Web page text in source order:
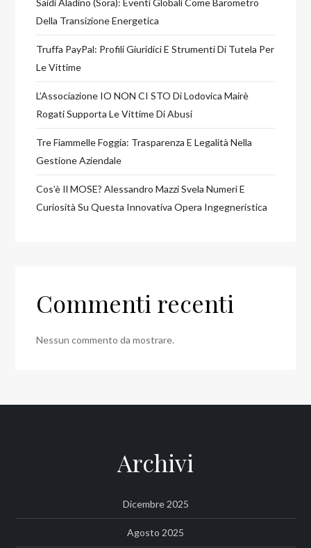
Saidi Aladino (Sora): Eventi Globali Come Barometro
Della Transizione Energetica
Truffa PayPal: Profili Giuridici E Strumenti Di Tutela Per
Le Vittime
L’Associazione IO NON CI STO Di Lodovica Mairè
Rogati Supporta Le Vittime Di Abusi
Tre Fiammelle Foggia: Trasparenza E Legalità Nella
Gestione Aziendale
Cos’è Il MOSE? Alessandro Mazzi Svela Numeri E
Curiosità Su Questa Innovativa Opera Ingegneristica
Commenti recenti
Nessun commento da mostrare.
Archivi
Dicembre 2025
Agosto 2025